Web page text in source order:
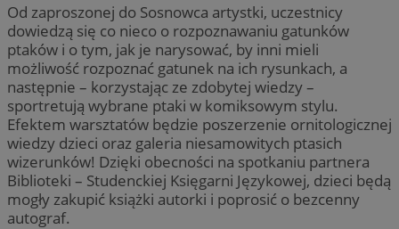
Od zaproszonej do Sosnowca artystki, uczestnicy
dowiedzą się co nieco o rozpoznawaniu gatunków
ptaków i o tym, jak je narysować, by inni mieli
możliwość rozpoznać gatunek na ich rysunkach, a
następnie – korzystając ze zdobytej wiedzy –
sportretują wybrane ptaki w komiksowym stylu.
Efektem warsztatów będzie poszerzenie ornitologicznej
wiedzy dzieci oraz galeria niesamowitych ptasich
wizerunków! Dzięki obecności na spotkaniu partnera
Biblioteki – Studenckiej Księgarni Językowej, dzieci będą
mogły zakupić książki autorki i poprosić o bezcenny
autograf.